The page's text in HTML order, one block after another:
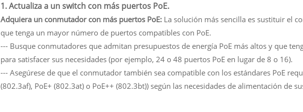
1. Actualiza a un switch con más puertos PoE.
Adquiera un conmutador con más puertos PoE: La solución más sencilla es sustituir el
que tenga un mayor número de puertos compatibles con PoE.
--- Busque conmutadores que admitan presupuestos de energía PoE más altos y que
para satisfacer sus necesidades (por ejemplo, 24 o 48 puertos PoE en lugar de 8 o 16).
--- Asegúrese de que el conmutador también sea compatible con los estándares PoE
(802.3af), PoE+ (802.3at) o PoE++ (802.3bt)) según las necesidades de alimentación de